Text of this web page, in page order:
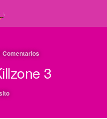
Comentarios
3